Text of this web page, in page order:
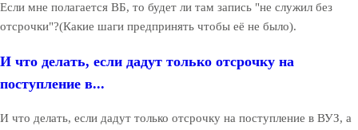
Если мне полагается ВБ, то будет ли там запись "не служил без
отсрочки"?(Какие шаги предпринять чтобы её не было).
И что делать, если дадут только отсрочку на
поступление в...
И что делать, если дадут только отсрочку на поступление в ВУЗ, а